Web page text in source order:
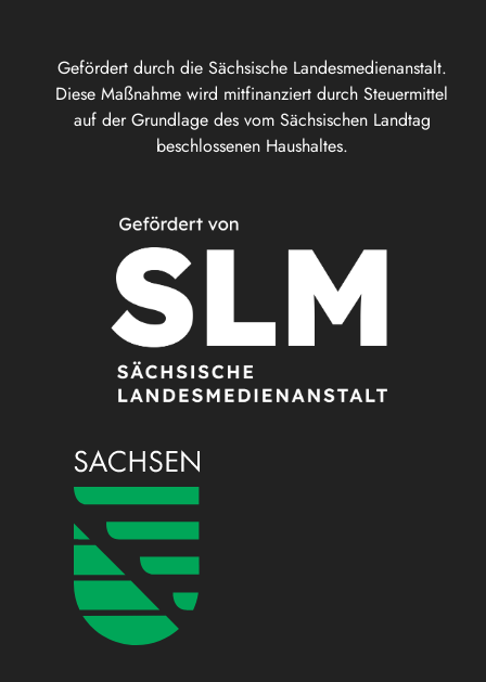
Gefördert durch die Sächsische Landesmedienanstalt.
Diese Maßnahme wird mitfinanziert durch Steuermittel
auf der Grundlage des vom Sächsischen Landtag
beschlossenen Haushaltes.